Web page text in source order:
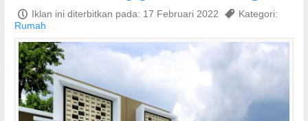
P Iklan ini diterbitkan pada: 17 Februari 2022 , Kategori:
Rumah